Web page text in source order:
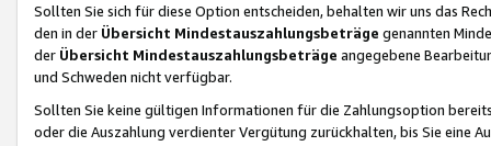
Sollten Sie sich für diese Option entscheiden, behalten wir uns das
den in der Übersicht Mindestauszahlungsbeträge genannten
der Übersicht Mindestauszahlungsbeträge angegebene
und Schweden nicht verfügbar.
Sollten Sie keine gültigen Informationen für die Zahlungsoption
oder die Auszahlung verdienter Vergütung zurückhalten, bis Sie